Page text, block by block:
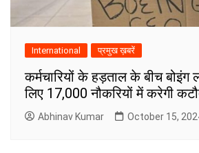
International प्रमुख ख़बरें
कर्मचारियों के हड़ताल के बीच बोइंग
लिए 17,000 नौकरियों में करेगी
Abhinav Kumar October 15,